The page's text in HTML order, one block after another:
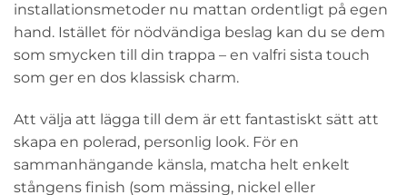
installationsmetoder nu mattan ordentligt på egen
hand. Istället för nödvändiga beslag kan du se dem
som smycken till din trappa – en valfri sista touch
som ger en dos klassisk charm.
Att välja att lägga till dem är ett fantastiskt sätt att
skapa en polerad, personlig look. För en
sammanhängande känsla, matcha helt enkelt
stångens finish (som mässing, nickel eller